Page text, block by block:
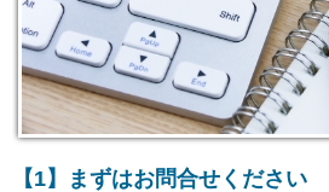
【1】まずはお問合せください